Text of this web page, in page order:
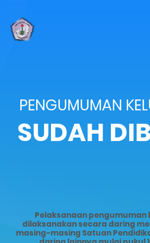
PENGUMUMAN
SUDAH
Pelaksanaan pengumuman
dilaksanakan secara daring
masing-masing Satuan